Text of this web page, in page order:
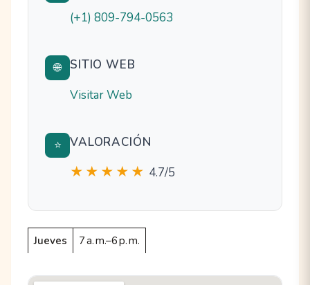
(+1) 809-794-0563
🌐
SITIO WEB
Visitar Web
⭐ VALORACIÓN
★★★★★ 4.7/5
Jueves 7 a. m.–6 p. m.